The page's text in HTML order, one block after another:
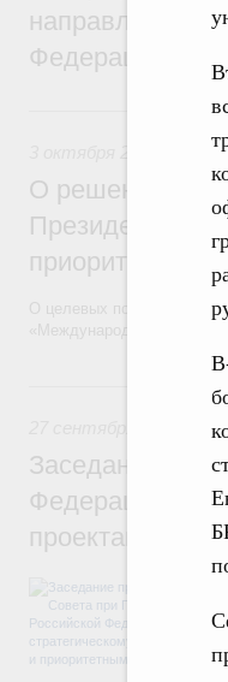
направлению
Федерации
О решениях по
Президенте
приоритетным
О целевых показателях,
Заседание
Федерации по
проектам